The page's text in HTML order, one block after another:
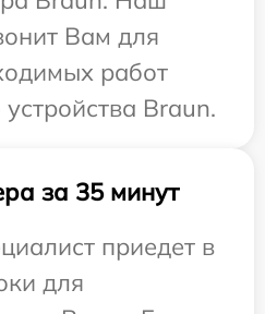
Вам для
работ
Braun.
за 35 минут
приедет в
для